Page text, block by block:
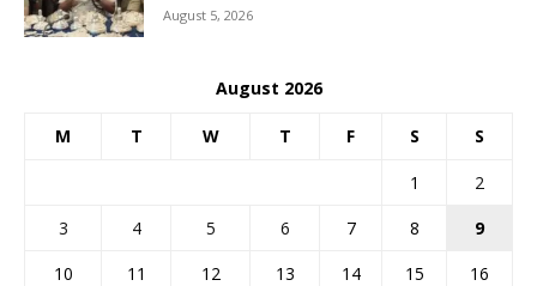
August 5, 2026
August 2026
M T W T F S S
1
2
3
4 5 6 7 8
9
10
11 12 13 14 15
16